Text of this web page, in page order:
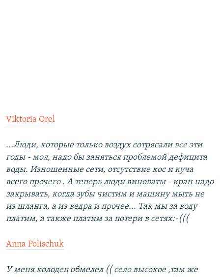
Viktoria Orel
...Люди, которые только воздух сотрясали все эти
годы - мол, надо бы заняться проблемой дефицита
воды. Изношенные сети, отсутствие кос и куча
всего прочего . А теперь люди виноваты - кран надо
закрывать, когда зубы чистим и машину мыть не
из шланга, а из ведра и прочее... Так мы за воду
платим, а также платим за потери в сетях:-(((
Anna Polischuk
У меня колодец обмелел (( село высокое ,там же